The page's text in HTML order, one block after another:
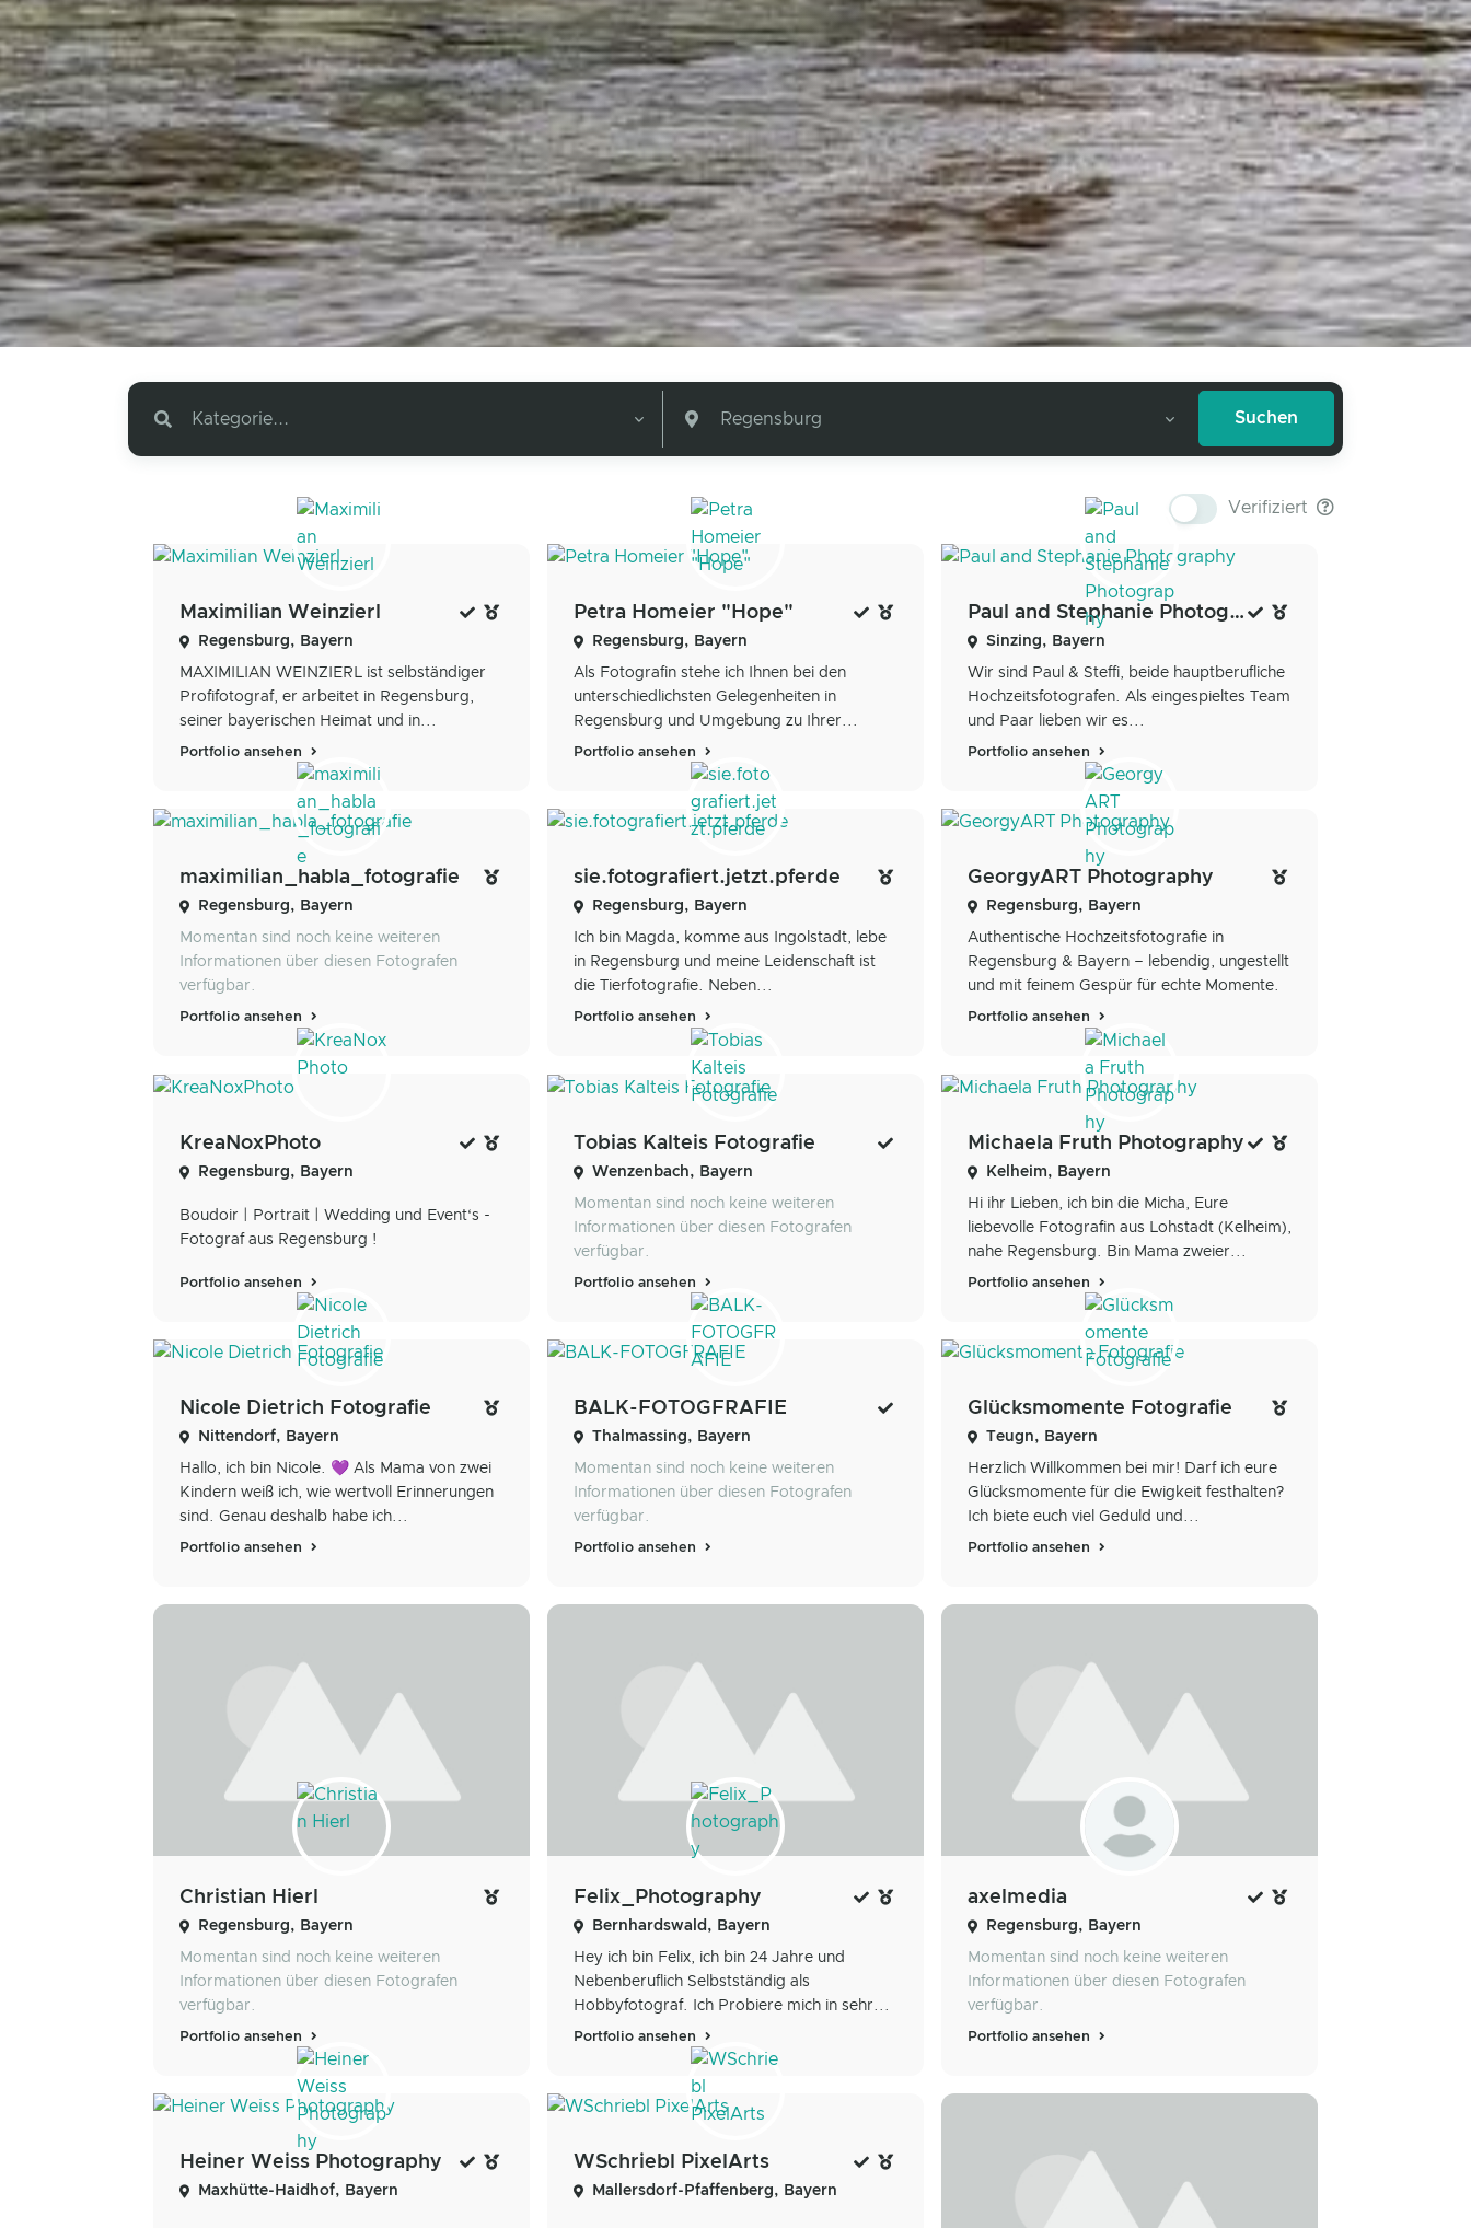
Kategorie... Regensburg
Verifiziert
Maximilian Weinzierl
Regensburg, Bayern
MAXIMILIAN WEINZIERL ist selbständiger
Profifotograf, er arbeitet in Regensburg,
seiner bayerischen Heimat und in...
Portfolio ansehen
Petra Homeier "Hope"
Regensburg, Bayern
Als Fotografin stehe ich Ihnen bei den
unterschiedlichsten Gelegenheiten in
Regensburg und Umgebung zu Ihrer...
Portfolio ansehen
Paul and Stephanie Photography
Sinzing, Bayern
Wir sind Paul & Steffi, beide hauptberufliche
Hochzeitsfotografen. Als eingespieltes Team
und Paar lieben wir es...
Portfolio ansehen
maximilian_habla_fotografie
Regensburg, Bayern
Momentan sind noch keine weiteren
Informationen über diesen Fotografen
verfügbar.
Portfolio ansehen
sie.fotografiert.jetzt.pferde
Regensburg, Bayern
Ich bin Magda, komme aus Ingolstadt, lebe
in Regensburg und meine Leidenschaft ist
die Tierfotografie. Neben...
Portfolio ansehen
GeorgyART Photography
Regensburg, Bayern
Authentische Hochzeitsfotografie in
Regensburg & Bayern – lebendig, ungestellt
und mit feinem Gespür für echte Momente.
Portfolio ansehen
KreaNoxPhoto
Regensburg, Bayern
Boudoir | Portrait | Wedding und Event‘s -
Fotograf aus Regensburg !
Portfolio ansehen
Tobias Kalteis Fotografie
Wenzenbach, Bayern
Momentan sind noch keine weiteren
Informationen über diesen Fotografen
verfügbar.
Portfolio ansehen
Michaela Fruth Photography
Kelheim, Bayern
Hi ihr Lieben, ich bin die Micha, Eure
liebevolle Fotografin aus Lohstadt (Kelheim),
nahe Regensburg. Bin Mama zweier...
Portfolio ansehen
Nicole Dietrich Fotografie
Nittendorf, Bayern
Hallo, ich bin Nicole. 💜 Als Mama von zwei
Kindern weiß ich, wie wertvoll Erinnerungen
sind. Genau deshalb habe ich...
Portfolio ansehen
BALK-FOTOGFRAFIE
Thalmassing, Bayern
Momentan sind noch keine weiteren
Informationen über diesen Fotografen
verfügbar.
Portfolio ansehen
Glücksmomente Fotografie
Teugn, Bayern
Herzlich Willkommen bei mir! Darf ich eure
Glücksmomente für die Ewigkeit festhalten?
Ich biete euch viel Geduld und...
Portfolio ansehen
Christian Hierl
Regensburg, Bayern
Momentan sind noch keine weiteren
Informationen über diesen Fotografen
verfügbar.
Portfolio ansehen
Felix_Photography
Bernhardswald, Bayern
Hey ich bin Felix, ich bin 24 Jahre und
Nebenberuflich Selbstständig als
Hobbyfotograf. Ich Probiere mich in sehr...
Portfolio ansehen
axelmedia
Regensburg, Bayern
Momentan sind noch keine weiteren
Informationen über diesen Fotografen
verfügbar.
Portfolio ansehen
Heiner Weiss Photography
Maxhütte-Haidhof, Bayern
WSchriebl PixelArts
Mallersdorf-Pfaffenberg, Bayern